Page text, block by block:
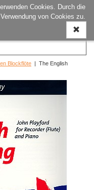
Cookies. Durch die
von Cookies zu.
ein-/
Blockflöte | The English